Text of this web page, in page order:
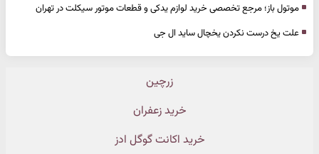
موتول باز؛ مرجع تخصصی خرید لوازم یدکی و قطعات موتور سیکلت در تهران
علت یخ درست نکردن یخچال ساید ال جی
زرچین
خرید زعفران
خرید اکانت گوگل ادز